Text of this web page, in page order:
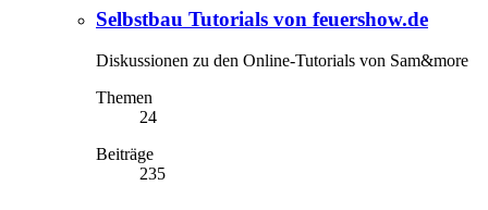
Selbstbau Tutorials von feuershow.de
Diskussionen zu den Online-Tutorials von Sam&more
Themen
24
Beiträge
235